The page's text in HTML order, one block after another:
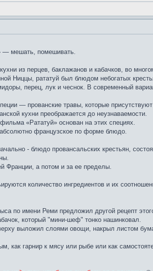
— мешать, помешивать.
из перцев, баклажанов и кабачков, во
Ниццы, рататуй был блюдом небогатых
перец, лук и чеснок. В современный
— прованские травы, которые
кухни преображается до неузнаваемости.
«Рататуй» основан на этих специях.
французское по форме блюдо.
- блюдо провансальских крестьян,
Франции, а потом и за ее пределы.
количество ингредиентов и их
по имени Реми предложил другой рецепт
который "мини-шеф" тонко нашинковал.
выложил слоями овощи, накрыл листом
как гарнир к мясу или рыбе или как